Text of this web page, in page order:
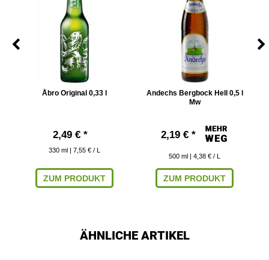
Åbro Original 0,33 l
2,49 € *
330 ml | 7,55 € / L
ZUM PRODUKT
Andechs Bergbock Hell 0,5 l
Mw
2,19 € *
500 ml | 4,38 € / L
ZUM PRODUKT
ÄHNLICHE ARTIKEL